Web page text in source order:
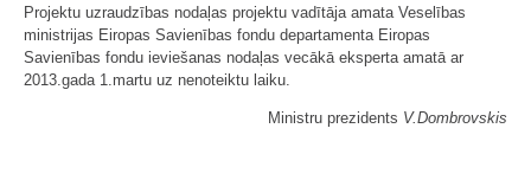
Projektu uzraudzības nodaļas projektu vadītāja amata Veselības
ministrijas Eiropas Savienības fondu departamenta Eiropas
Savienības fondu ieviešanas nodaļas vecākā eksperta amatā ar
2013.gada 1.martu uz nenoteiktu laiku.
Ministru prezidents V.Dombrovskis